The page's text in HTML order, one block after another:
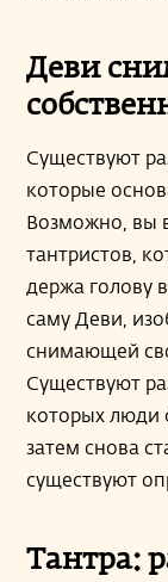
Деви
Существуют
которые
Возможно, вы
тантристов,
держа голову
саму Деви,
снимающей
Существуют
которых люди
затем снова
существуют
Тантра: